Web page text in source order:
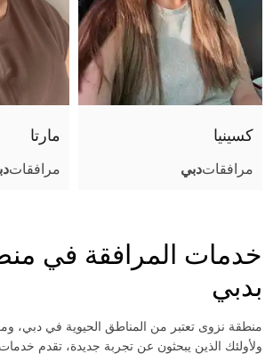
خدمات المرافقة في
بدبي
منطقة نزوى تعتبر من المناطق الحيوية في دبي،
ولأولئك الذين يبحثون عن تجربة جديدة، تقدم خدمات
كسينيا
مرافقاتدبي
مارتا
مرافقات